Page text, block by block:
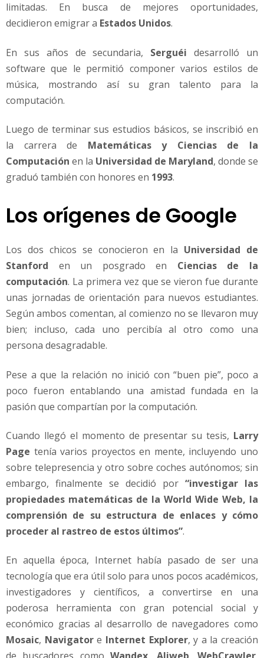
limitadas. En busca de mejores oportunidades,
decidieron emigrar a Estados Unidos.
En sus años de secundaria, Serguéi desarrolló un
software que le permitió componer varios estilos de
música, mostrando así su gran talento para la
computación.
Luego de terminar sus estudios básicos, se inscribió en
la carrera de Matemáticas y Ciencias de la
Computación en la Universidad de Maryland, donde se
graduó también con honores en 1993.
Los orígenes de Google
Los dos chicos se conocieron en la Universidad de
Stanford en un posgrado en Ciencias de la
computación. La primera vez que se vieron fue durante
unas jornadas de orientación para nuevos estudiantes.
Según ambos comentan, al comienzo no se llevaron muy
bien; incluso, cada uno percibía al otro como una
persona desagradable.
Pese a que la relación no inició con “buen pie”, poco a
poco fueron entablando una amistad fundada en la
pasión que compartían por la computación.
Cuando llegó el momento de presentar su tesis, Larry
Page tenía varios proyectos en mente, incluyendo uno
sobre telepresencia y otro sobre coches autónomos; sin
embargo, finalmente se decidió por “investigar las
propiedades matemáticas de la World Wide Web, la
comprensión de su estructura de enlaces y cómo
proceder al rastreo de estos últimos”.
En aquella época, Internet había pasado de ser una
tecnología que era útil solo para unos pocos académicos,
investigadores y científicos, a convertirse en una
poderosa herramienta con gran potencial social y
económico gracias al desarrollo de navegadores como
Mosaic, Navigatore Internet Explorer, y a la creación